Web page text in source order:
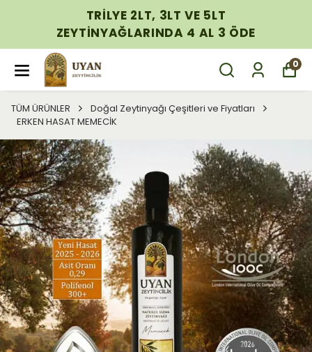
TRİLYE 2LT, 3LT VE 5LT
ZEYTİNYAĞLARINDA 4 AL 3 ÖDE
0
TÜM ÜRÜNLER
Doğal Zeytinyağı Çeşitleri ve Fiyatları
ERKEN HASAT MEMECİK